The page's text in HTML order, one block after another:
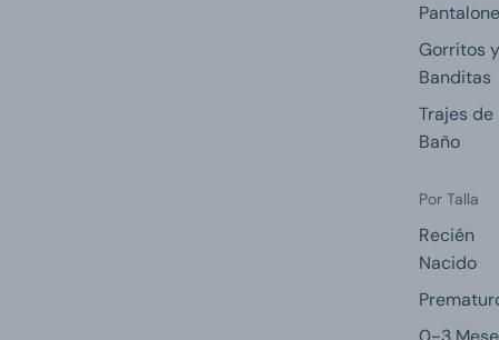
Gorritos y
Banditas
Trajes de
Baño
Por Talla
Recién
Nacido